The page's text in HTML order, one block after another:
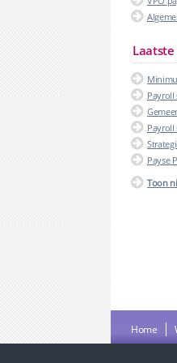
Payroll
Payse
Toon
Home